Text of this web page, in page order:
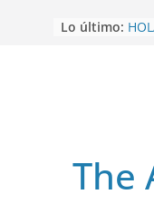
Lo último:
EL
The